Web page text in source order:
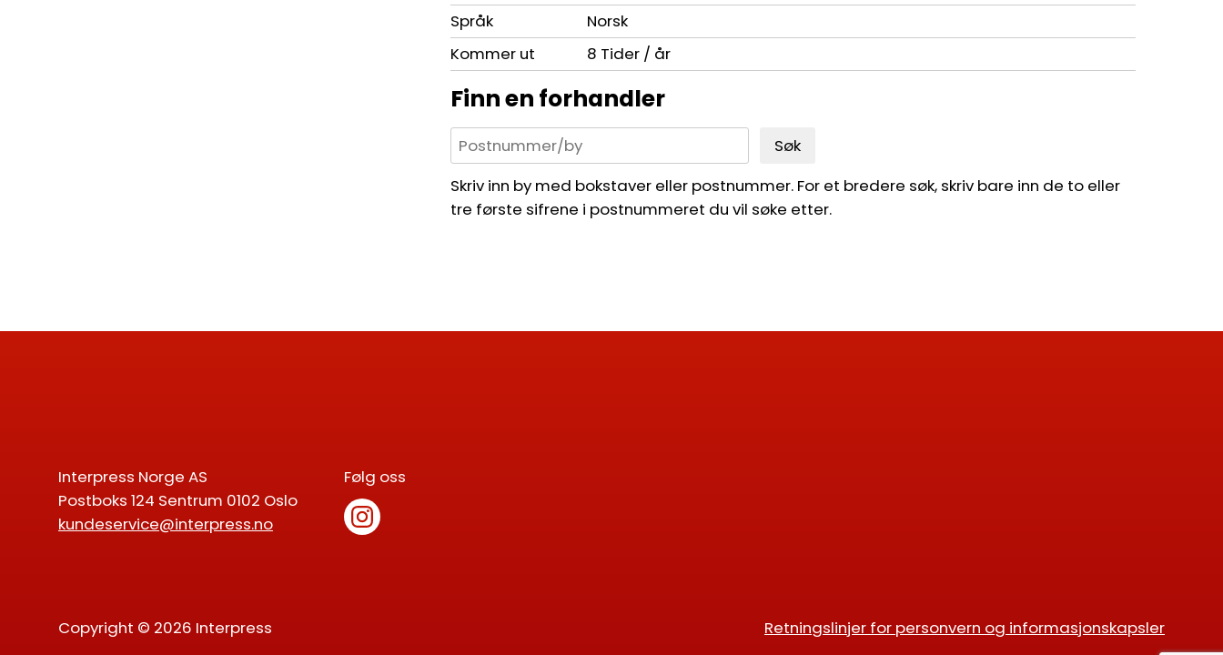
Språk
Norsk
Kommer ut
8 Tider / år
Finn en forhandler
Søk
Skriv inn by med bokstaver eller postnummer. For et bredere søk, skriv bare inn de to eller
tre første sifrene i postnummeret du vil søke etter.
Interpress Norge AS
Postboks 124 Sentrum 0102 Oslo
kundeservice@interpress.no
Følg oss
Copyright © 2026 Interpress Retningslinjer for personvern og informasjonskapsler